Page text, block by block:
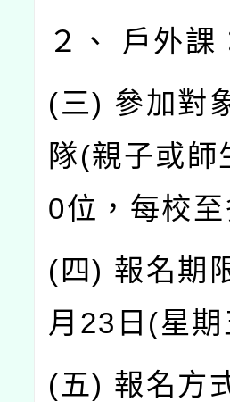
２、 戶外課
(三) 參加對
隊(親子或
0位，每校
(四) 報名期
月23日(星期
(五) 報名方